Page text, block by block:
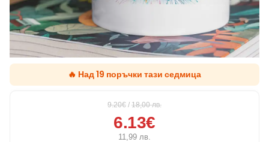
🔥 Над 19 поръчки тази седмица
9.20€ / 18,00лв.
6.13€
11,99 лв.